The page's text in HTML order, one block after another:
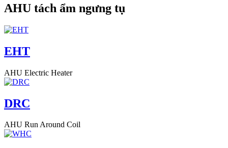
AHU tách ẩm ngưng tụ
EHT
AHU Electric Heater
DRC
AHU Run Around Coil